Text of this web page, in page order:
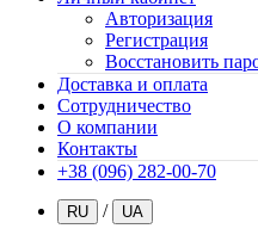
Авторизация
Регистрация
Восстановить
Доставка и оплата
Сотрудничество
О компании
Контакты
+38 (096) 282-00-70
RU / UA